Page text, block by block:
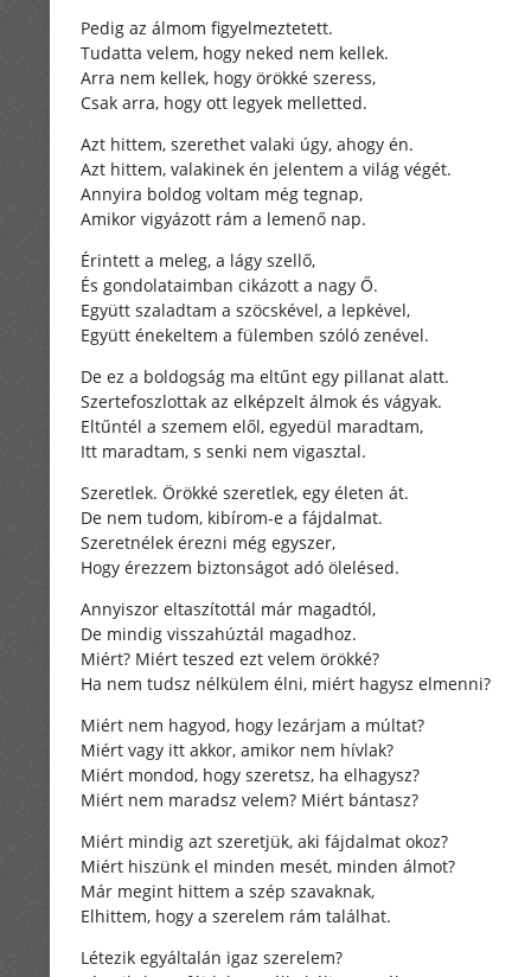
Pedig az álmom figyelmeztetett.
Tudatta velem, hogy neked nem kellek.
Arra nem kellek, hogy örökké szeress,
Csak arra, hogy ott legyek melletted.
Azt hittem, szerethet valaki úgy, ahogy én.
Azt hittem, valakinek én jelentem a világ végét.
Annyira boldog voltam még tegnap,
Amikor vigyázott rám a lemenő nap.
Érintett a meleg, a lágy szellő,
És gondolataimban cikázott a nagy Ő.
Együtt szaladtam a szöcskével, a lepkével,
Együtt énekeltem a fülemben szóló zenével.
De ez a boldogság ma eltűnt egy pillanat alatt.
Szertefoszlottak az elképzelt álmok és vágyak.
Eltűntél a szemem elől, egyedül maradtam,
Itt maradtam, s senki nem vigasztal.
Szeretlek. Örökké szeretlek, egy életen át.
De nem tudom, kibírom-e a fájdalmat.
Szeretnélek érezni még egyszer,
Hogy érezzem biztonságot adó ölelésed.
Annyiszor eltaszítottál már magadtól,
De mindig visszahúztál magadhoz.
Miért? Miért teszed ezt velem örökké?
Ha nem tudsz nélkülem élni, miért hagysz elmenni?
Miért nem hagyod, hogy lezárjam a múltat?
Miért vagy itt akkor, amikor nem hívlak?
Miért mondod, hogy szeretsz, ha elhagysz?
Miért nem maradsz velem? Miért bántasz?
Miért mindig azt szeretjük, aki fájdalmat okoz?
Miért hiszünk el minden mesét, minden álmot?
Már megint hittem a szép szavaknak,
Elhittem, hogy a szerelem rám találhat.
Létezik egyáltalán igaz szerelem?